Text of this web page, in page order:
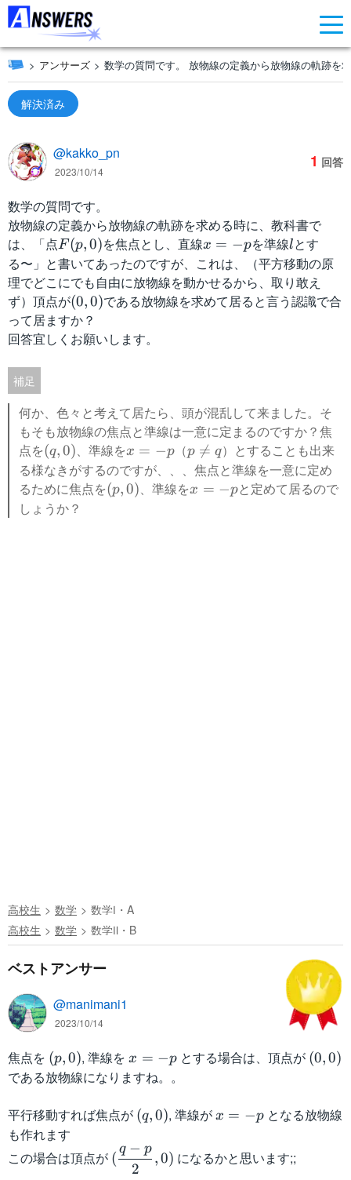
アンサーズ 数学の質問です。 放物線の定義から放物線の軌跡を
解決済み
@kakko_pn
2023/10/14
1 回答
数学の質問です。
放物線の定義から放物線の軌跡を求める時に、教科書で
は、「点F
(
p
,
0
)
F (p,0)を焦点とし、直線x
=
-
p
x = −pを準線l
lとす
る〜」と書いてあったのですが、これは、（平方移動の原
理でどこにでも自由に放物線を動かせるから、取り敢え
ず）頂点が(
0
,
(0,0)である放物線を求めて居ると言う認識で合
って居ますか？
回答宜しくお願いします。
補足
何か、色々と考えて居たら、頭が混乱して来ました。そ
もそも放物線の焦点と準線は一意に定まるのですか？焦
点を(
q
,
0
(q,0)、準線をx
=
-
x = −p（p
\
n
p 
= q）とすることも出来
る様なきがするのですが、、、焦点と準線を一意に定め
るために焦点を(
(p,0)、準線をx
x = −pと定めて居るので
しょうか？
高校生 数学
数学Ⅰ・A
高校生
数学 数学Ⅱ・B
ベストアンサー
@manimani1
2023/10/14
焦点を (
p
0
)
(p,0), 準線をx
=
p
x = −pとする場合は、頂点が (
0
(0,0)
である放物線になりますね。。
平行移動すれば焦点が (
,
0
(q,0), 準線がx
-
p
x = −pとなる放物線
も作れます
この場合は頂点が (
\
(
2
q − p
,0) になるかと思います;;